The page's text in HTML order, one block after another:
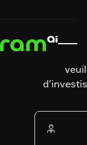
RAM (Lux)